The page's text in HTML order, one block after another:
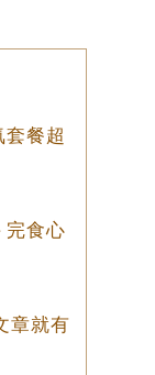
餐超
完食心
章就有